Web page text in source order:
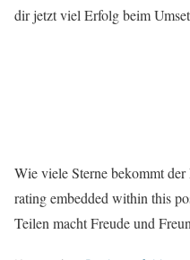
dir jetzt viel Erfolg beim
Wie viele Sterne bekommt
rating embedded within this
Teilen macht Freude und